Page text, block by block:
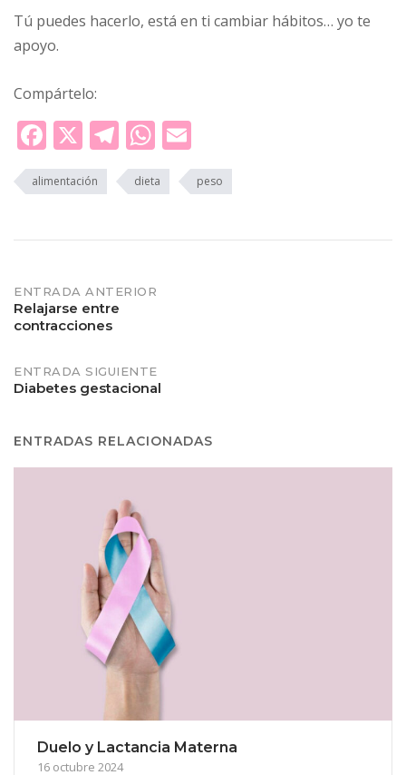
Tú puedes hacerlo, está en ti cambiar hábitos… yo te
apoyo.
Compártelo:
Facebook
X Telegram
WhatsApp
alimentación dieta peso
Navegación
de
entradas
ENTRADA ANTERIOR
Relajarse entre
contracciones
ENTRADA SIGUIENTE
Diabetes gestacional
ENTRADAS RELACIONADAS
Duelo y Lactancia Materna
16 octubre 2024